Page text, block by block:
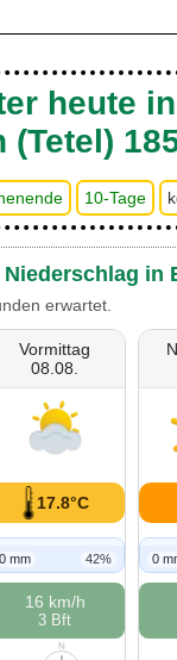
heute in
(Tetel)
10-Tage
in
erwartet.
Vormittag
08.08.
17.8°C
0 mm 42%
16 km/h
3 Bft
N
0